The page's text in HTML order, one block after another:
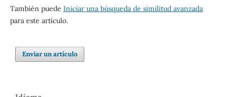
También puede Iniciar una búsqueda de similitud avanzada
para este artículo.
Enviar un artículo